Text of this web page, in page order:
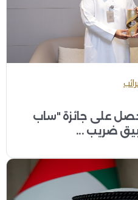
على جائزة "ساب
ضريب ...